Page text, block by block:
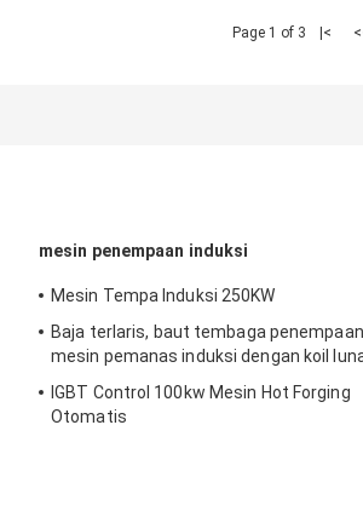
Page 1 of 3 |<
mesin penempaan induksi
Mesin Tempa Induksi 250KW
Baja terlaris, baut tembaga penempaan
mesin pemanas induksi dengan koil
IGBT Control 100kw Mesin Hot Forging
Otomatis